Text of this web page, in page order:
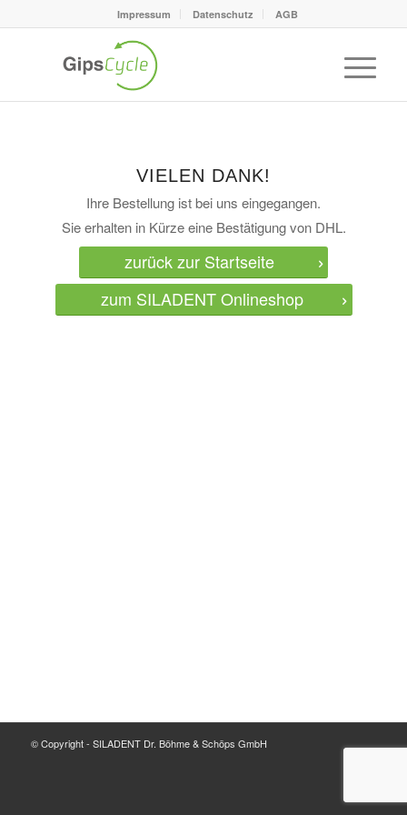
Impressum Datenschutz AGB
VIELEN DANK!
Ihre Bestellung ist bei uns eingegangen.
Sie erhalten in Kürze eine Bestätigung von DHL.
zurück zur Startseite
zum SILADENT Onlineshop
© Copyright - SILADENT Dr. Böhme & Schöps GmbH